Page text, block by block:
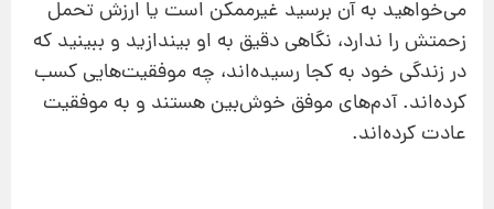
می‌خواهید به آن برسید غیرممکن است یا ارزش تحمل
زحمتش را ندارد، نگاهی دقیق به او بیندازید و ببینید که
در زندگی خود به کجا رسیده‌اند، چه موفقیت‌هایی کسب
کرده‌اند. آدم‌های موفق خوش‌بین هستند و به موفقیت
عادت کرده‌اند.